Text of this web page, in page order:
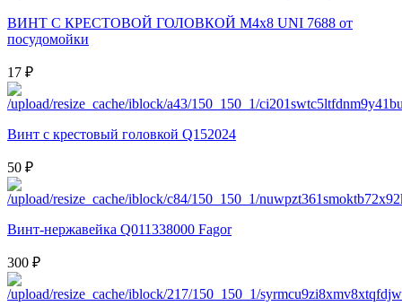
ВИНТ С КРЕСТОВОЙ ГОЛОВКОЙ M4x8 UNI 7688 от
посудомойки
17 ₽
Винт с крестовый головкой Q152024
50 ₽
Винт-нержавейка Q011338000 Fagor
300 ₽